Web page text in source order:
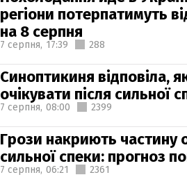
регіони потерпатимуть
на 8 серпня
7 серпня, 17:39 288
Синоптикиня відповіла,
очікувати після сильної
7 серпня, 08:00 2399
Грози накриють частину
сильної спеки: прогноз
7 серпня, 06:21 2361